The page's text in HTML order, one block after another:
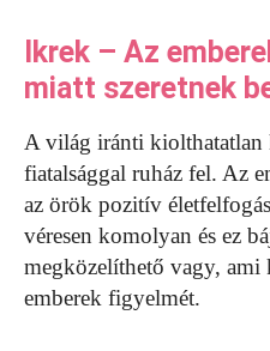
Ikrek – Az
miatt szeretnek
A világ iránti kiolthatatlan
fiatalsággal ruház fel. Az
az örök pozitív
véresen komolyan és ez
megközelíthető vagy, ami
emberek figyelmét.